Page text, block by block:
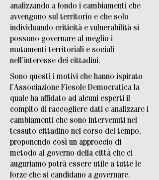
analizzando a fondo i cambiamenti che
avvengono sul territorio e che solo
individuando criticità e vulnerabilità si
possono governare al meglio i
mutamenti territoriali e sociali
nell’interesse dei cittadini.
Sono questi i motivi che hanno ispirato
l’Associazione Fiesole Democratica la
quale ha affidato ad alcuni esperti il
compito di raccogliere dati e analizzare i
cambiamenti che sono intervenuti nel
tessuto cittadino nel corso del tempo,
proponendo così un approccio di
metodo al governo della città che ci
auguriamo potrà essere utile a tutte le
forze che si candidano a governare.